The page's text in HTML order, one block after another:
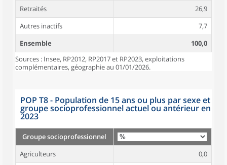
Retraités
26,9
Autres inactifs
7,7
Ensemble
100,0
Sources : Insee, RP2012, RP2017 et RP2023, exploitations
complémentaires, géographie au 01/01/2026.
POP T8 - Population de 15 ans ou plus par sexe et
groupe socioprofessionnel actuel ou antérieur en
2023
Groupe socioprofessionnel
Agriculteurs
0,0